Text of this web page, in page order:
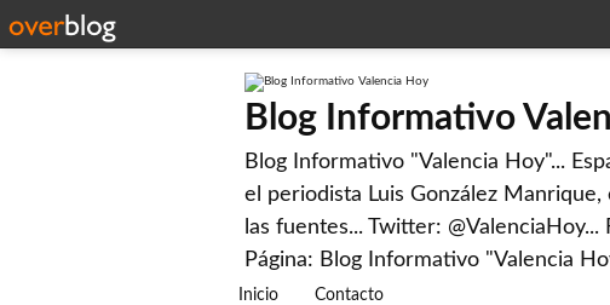
Blog Informativo
Blog Informativo "Valencia Hoy"...
el periodista Luis González
las fuentes... Twitter:
Página: Blog Informativo "Valencia
Inicio Contacto